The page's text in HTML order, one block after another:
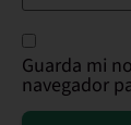
Guarda mi
navegador